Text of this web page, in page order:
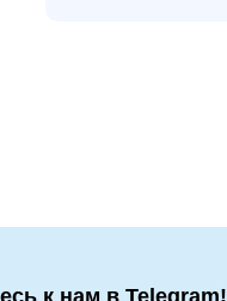
к нам в Telegram!